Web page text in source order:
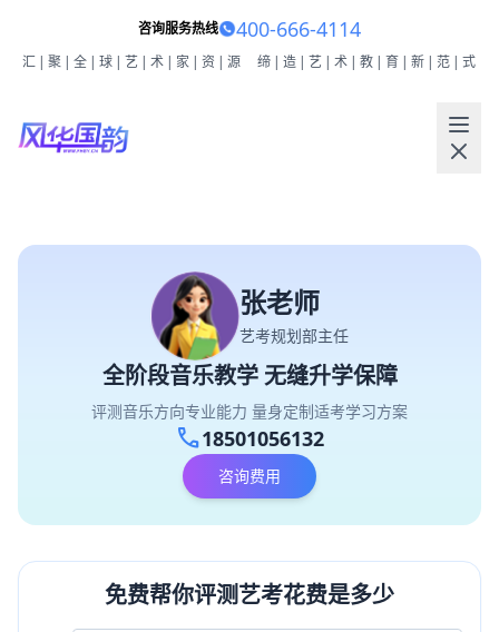
咨询服务热线 400-666-4114
汇|聚|全|球|艺|术|家|资|源 缔|造|艺|术|教|育|新|范|式
张老师
艺考规划部主任
全阶段音乐教学 无缝升学保障
评测音乐方向专业能力 量身定制适考学习方案
call18501056132
咨询费用
免费帮你评测艺考花费是多少